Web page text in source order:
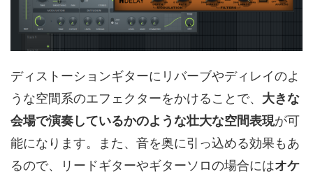
ディストーションギターにリバーブやディレイのよ
うな空間系のエフェクターをかけることで、 大きな
会場で演奏しているかのような壮大な空間表現が可
能になります。また、音を奥に引っ込める効果もあ
るので、リードギターやギターソロの場合にはオケ